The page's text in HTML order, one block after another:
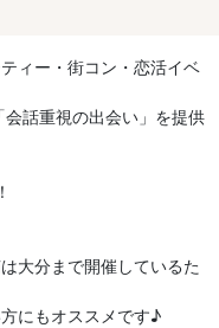
ィー・街コン・恋活イベ
話重視の出会い」を提供
大分まで開催しているた
にもオススメです♪